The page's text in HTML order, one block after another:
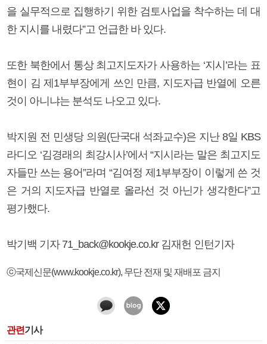
을 실무적으로 집행하기 위한 검토사업을 착수하는 데 대
한 지시를 내렸다”고 언급한 바 있다.
또한 북한에서 통상 최고지도자가 사용하는 ‘지시’라는 표
현이 김 제1부부장에게 쓰인 만큼, 지도자급 반열에 오른
것이 아니냐는 분석도 나오고 있다.
박지원 전 민생당 의원(단국대 석좌교수)은 지난 8일 KBS
라디오 ‘김경래의 최강시사’에서 “지시라는 말은 최고지도
자들만 쓰는 용어”라며 “김여정 제1부부장이 이렇게 쓴 것
은 거의 지도자급 반열로 올라선 것 아닌가 생각한다”고
평가했다.
박기백 기자 71_back@kookje.co.kr 김재헌 인턴기자
ⓒ국제신문(www.kookje.co.kr), 무단 전재 및 재배포 금지
관련기사